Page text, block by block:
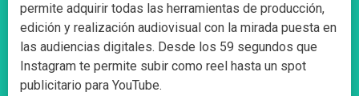
permite adquirir todas las herramientas de producción,
edición y realización audiovisual con la mirada puesta en
las audiencias digitales. Desde los 59 segundos que
Instagram te permite subir como reel hasta un spot
publicitario para YouTube.